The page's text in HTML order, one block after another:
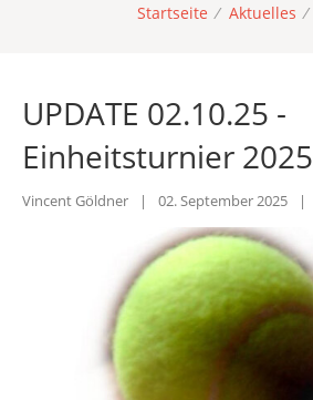
Startseite / Aktuelles /
UPDATE 02.10.25 -
Einheitsturnier 2025
Vincent Göldner | 02. September 2025 |